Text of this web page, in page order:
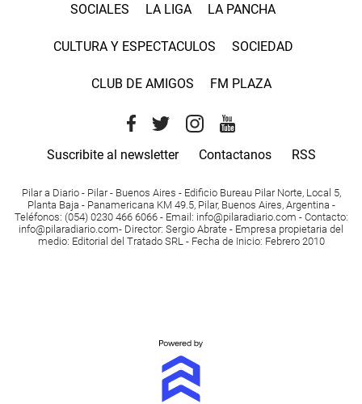
SOCIALES LA LIGA LA PANCHA
CULTURA Y ESPECTACULOS SOCIEDAD
CLUB DE AMIGOS FM PLAZA
Suscribite al newsletter Contactanos RSS
Pilar a Diario - Pilar - Buenos Aires - Edificio Bureau Pilar Norte, Local 5,
Planta Baja - Panamericana KM 49.5, Pilar, Buenos Aires, Argentina -
Teléfonos: (054) 0230 466 6066 - Email : info@pilaradiario.com - Contacto:
info@pilaradiario.com- Director: Sergio Abrate - Empresa propietaria del
medio: Editorial del Tratado SRL - Fecha de Inicio: Febrero 2010